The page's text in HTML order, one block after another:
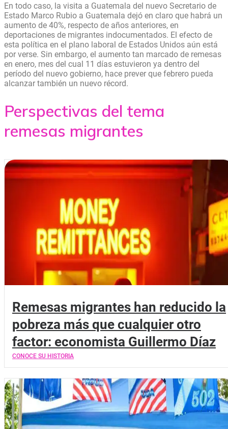
En todo caso, la visita a Guatemala del nuevo Secretario de
Estado Marco Rubio a Guatemala dejó en claro que habrá un
aumento de 40%, respecto de años anteriores, en
deportaciones de migrantes indocumentados. El efecto de
esta política en el plano laboral de Estados Unidos aún está
por verse. Sin embargo, el aumento tan marcado de remesas
en enero, mes del cual 11 días estuvieron ya dentro del
período del nuevo gobierno, hace prever que febrero pueda
alcanzar también un nuevo récord.
Perspectivas del tema
remesas migrantes
Remesas migrantes han reducido la
pobreza más que cualquier otro
factor: economista Guillermo Díaz
CONOCE SU HISTORIA